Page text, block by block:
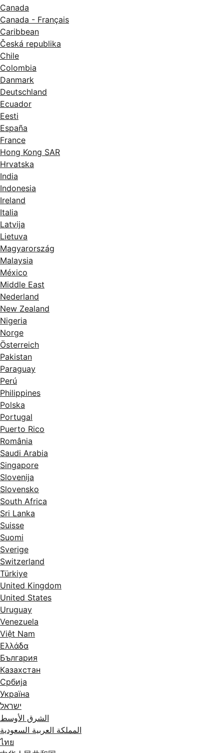
Canada
Canada - Français
Caribbean
Česká republika
Chile
Colombia
Danmark
Deutschland
Ecuador
Eesti
España
France
Hong Kong SAR
Hrvatska
India
Indonesia
Ireland
Italia
Latvija
Lietuva
Magyarország
Malaysia
México
Middle East
Nederland
New Zealand
Nigeria
Norge
Österreich
Pakistan
Paraguay
Perú
Philippines
Polska
Portugal
Puerto Rico
România
Saudi Arabia
Singapore
Slovenija
Slovensko
South Africa
Sri Lanka
Suisse
Suomi
Sverige
Switzerland
Türkiye
United Kingdom
United States
Uruguay
Venezuela
Việt Nam
Ελλάδα
България
Казахстан
Србија
Україна
ישראל
الشرق الأوسط
المملكة العربية السعودية
ไทย